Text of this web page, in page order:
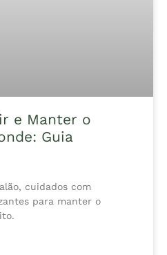
e Manter o
Guia
cuidados com
para manter o